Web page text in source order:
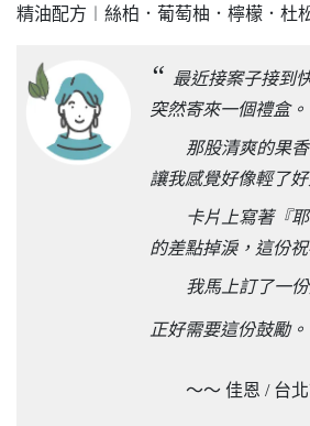
精油配方︱絲柏．葡萄柚．檸檬．杜
“ 最近接案子接到
突然寄來一個禮盒。
那股清爽的果
讓我感覺好像輕了好
卡片上寫著『
的差點掉淚，這份
我馬上訂了一
正好需要這份鼓勵。
～～ 佳恩 / 台